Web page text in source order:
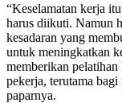
“Keselamatan kerja
harus diikuti. Namun
kesadaran yang
untuk meningkatkan
memberikan pelatihan
pekerja, terutama
paparnya.